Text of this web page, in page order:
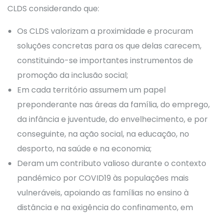
CLDS considerando que:
Os CLDS valorizam a proximidade e procuram
soluções concretas para os que delas carecem,
constituindo-se importantes instrumentos de
promoção da inclusão social;
Em cada território assumem um papel
preponderante nas áreas da família, do emprego,
da infância e juventude, do envelhecimento, e por
conseguinte, na ação social, na educação, no
desporto, na saúde e na economia;
Deram um contributo valioso durante o contexto
pandémico por COVID19 às populações mais
vulneráveis, apoiando as famílias no ensino à
distância e na exigência do confinamento, em